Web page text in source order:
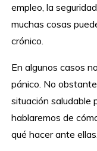
empleo, la
muchas cosas
crónico.
En algunos casos
pánico. No
situación saludable
hablaremos de
qué hacer ante ellas.